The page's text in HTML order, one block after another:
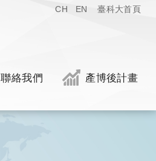
CH EN 臺科大首頁
聯絡我們 產博後計畫